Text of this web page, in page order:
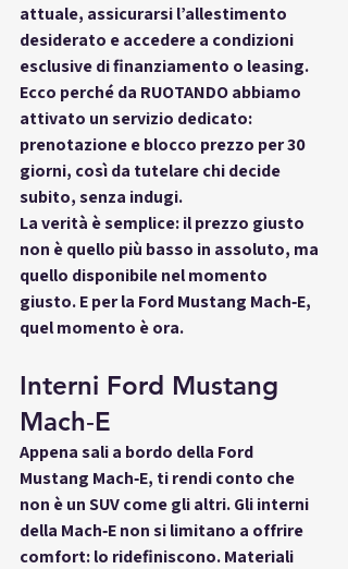
attuale, assicurarsi l’allestimento
desiderato e accedere a condizioni
esclusive di finanziamento o leasing.
Ecco perché da RUOTANDO abbiamo
attivato un servizio dedicato:
prenotazione e blocco prezzo per 30
giorni, così da tutelare chi decide
subito, senza indugi.
La verità è semplice: il prezzo giusto
non è quello più basso in assoluto, ma
quello disponibile nel momento
giusto. E per la Ford Mustang Mach‑E,
quel momento è ora.
Interni Ford Mustang
Mach‑E
Appena sali a bordo della Ford
Mustang Mach‑E, ti rendi conto che
non è un SUV come gli altri. Gli interni
della Mach‑E non si limitano a offrire
comfort: lo ridefiniscono. Materiali